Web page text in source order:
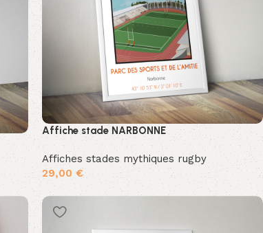
Affiche stade NARBONNE
Affiches stades mythiques rugby
29,00 €
Ajouter au panier